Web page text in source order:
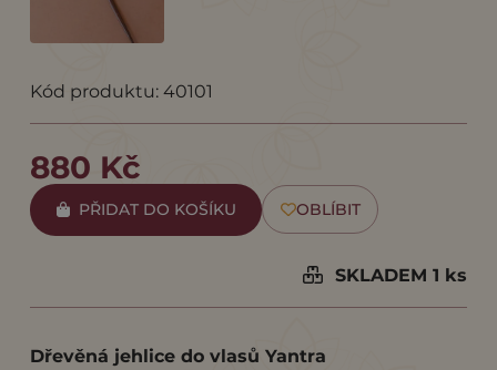
Kód produktu: 40101
880 Kč
PŘIDAT DO KOŠÍKU OBLÍBIT
SKLADEM 1 ks
Dřevěná jehlice do vlasů Yantra